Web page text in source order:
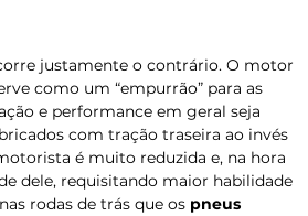
justamente o contrário. O motor
como um “empurrão” para as
e performance em geral seja
com tração traseira ao invés
é muito reduzida e, na hora
dele, requisitando maior habilidade
rodas de trás que os pneus